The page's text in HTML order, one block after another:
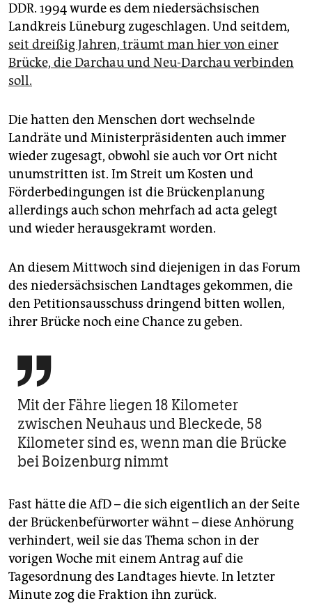
DDR. 1994 wurde es dem niedersächsischen
Landkreis Lüneburg zugeschlagen. Und seitdem,
seit dreißig Jahren, träumt man hier von einer
Brücke, die Darchau und Neu-Darchau verbinden
soll.
Die hatten den Menschen dort wechselnde
Landräte und Ministerpräsidenten auch immer
wieder zugesagt, obwohl sie auch vor Ort nicht
unumstritten ist. Im Streit um Kosten und
Förderbedingungen ist die Brückenplanung
allerdings auch schon mehrfach ad acta gelegt
und wieder herausgekramt worden.
An diesem Mittwoch sind diejenigen in das Forum
des niedersächsischen Landtages gekommen, die
den Petitionsausschuss dringend bitten wollen,
ihrer Brücke noch eine Chance zu geben.

Mit der Fähre liegen 18 Kilometer
zwischen Neuhaus und Bleckede, 58
Kilometer sind es, wenn man die Brücke
bei Boizenburg nimmt
Fast hätte die AfD – die sich eigentlich an der Seite
der Brückenbefürworter wähnt – diese Anhörung
verhindert, weil sie das Thema schon in der
vorigen Woche mit einem Antrag auf die
Tagesordnung des Landtages hievte. In letzter
Minute zog die Fraktion ihn zurück.